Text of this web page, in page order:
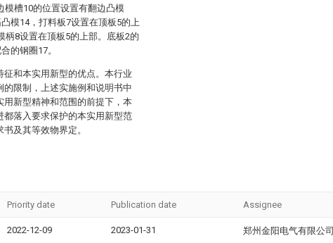
模槽10的位置设置有翻边凸模
模14，打料板7设置在顶板5的上
柄8设置在顶板5的上部。底板2的
的钢圈17。
和本实用新型的优点。本行业
限制，上述实施例和说明书中
新型精神和范围的前提下，本
落入要求保护的本实用新型范
及其等效物界定。
Priority date Publication date Assignee
2022-12-09 2023-01-31 郑州金阳电气有限公司